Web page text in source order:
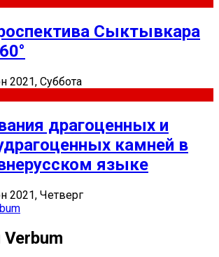
Сыктывкара
2021, Суббота
драгоценных и
камней в
языке
2021, Четверг